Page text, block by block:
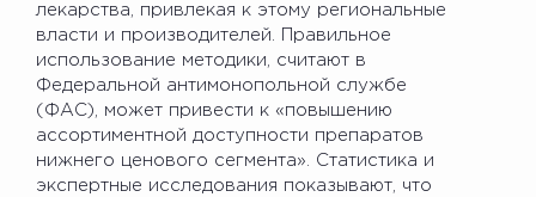
лекарства, привлекая к этому региональные
власти и производителей. Правильное
использование методики, считают в
Федеральной антимонопольной службе
(ФАС), может привести к «повышению
ассортиментной доступности препаратов
нижнего ценового сегмента». Статистика и
экспертные исследования показывают, что